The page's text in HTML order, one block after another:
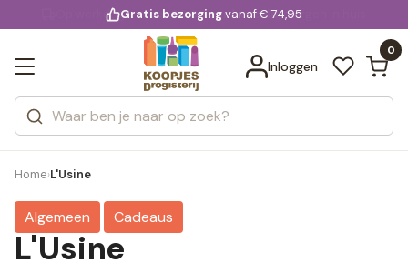
voor 20:00 uur besteld
Gratis bezorgingvanaf € 74,95
Inloggen
0
Zoeken
Categorieën
Merken
Bekijk alle resultaten
Home›L'Usine
Algemeen Cadeaus
L'Usine